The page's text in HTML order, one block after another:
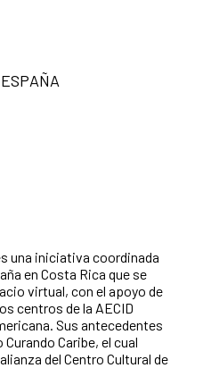
una iniciativa coordinada
en Costa Rica que se
virtual, con el apoyo de
centros de la AECID
Sus antecedentes
Caribe, el cual
del Centro Cultural de